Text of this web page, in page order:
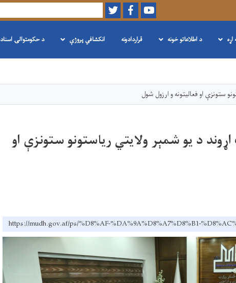
دانګل
Youtube
Facebook
Twitter
لټون
اړه د اطلاعاتو خونه قراردادونه انکشافي پروژې د حکومتوالۍ اسناد
ستونزې او فعالیتونه و ارزول شول
د یو شمېر ولایتي ریاستونو ستونزې او
https://mudh.gov.af/ps/%D8%AF-%DA%9A%D8%A7%D8%B1-